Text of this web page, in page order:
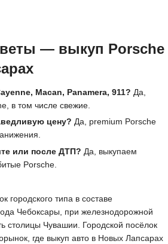
— выкуп Porsche
Macan, Panamera, 911? Да,
в том числе свежие.
цену? Да, premium Porsche
или после ДТП? Да, выкупаем
Porsche.
типа в составе
Чебоксары, при железнодорожной
столицы Чувашии. Городской посёлок
где выкуп авто в Новых Лапсарах